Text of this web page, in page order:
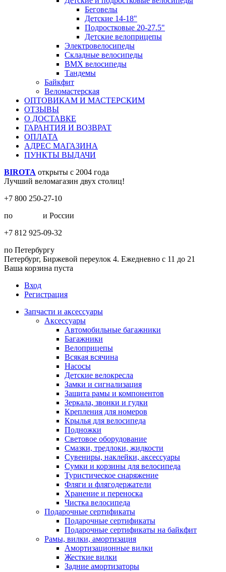
Беговелы
Детские 14-18"
Подростковые 20-27.5"
Детские велоприцепы
Электровелосипеды
Складные велосипеды
BMX велосипеды
Тандемы
Байкфит
Веломастерская
ОПТОВИКАМ И МАСТЕРСКИМ
ОТЗЫВЫ
О ДОСТАВКЕ
ГАРАНТИЯ И ВОЗВРАТ
ОПЛАТА
АДРЕС МАГАЗИНА
ПУНКТЫ ВЫДАЧИ
BIROTA открыты с 2004 года
Лучший веломагазин двух столиц!
+7 800 250-27-10
по
и России
+7 812 925-09-32
по Петербургу
Петербург, Биржевой переулок 4. Ежедневно с 11 до 21
Ваша корзина пуста
Вход
Регистрация
Запчасти и аксессуары
Аксессуары
Автомобильные багажники
Багажники
Велоприцепы
Всякая всячина
Насосы
Детские велокресла
Замки и сигнализация
Защита рамы и компонентов
Зеркала, звонки и гудки
Крепления для номеров
Крылья для велосипеда
Подножки
Световое оборудование
Смазки, тредлоки, жидкости
Сувениры, наклейки, аксессуары
Сумки и корзины для велосипеда
Туристическое снаряжение
Фляги и флягодержатели
Хранение и переноска
Чистка велосипеда
Подарочные сертификаты
Подарочные сертификаты
Подарочные сертификаты на байкфит
Рамы, вилки, амортизация
Амортизационные вилки
Жесткие вилки
Задние амортизаторы